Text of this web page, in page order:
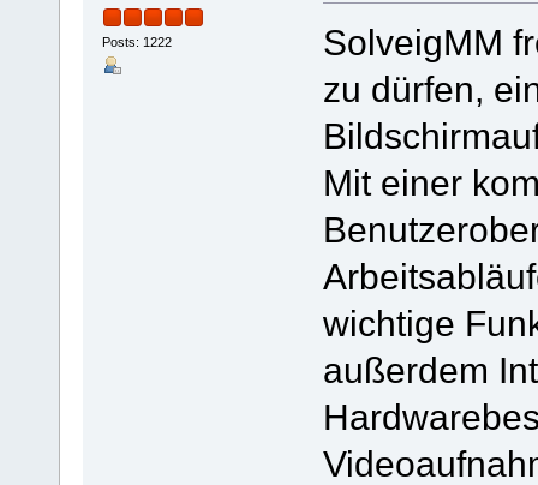
Posts: 1222
SolveigMM
zu dürfen,
Mit einer
wichtige
außerdem